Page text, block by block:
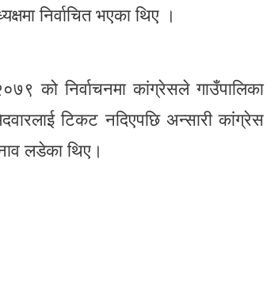
निर्वाचित भएका थिए ।
को निर्वाचनमा कांग्रेसले गाउँपालिका
टिकट नदिएपछि अन्सारी कांग्रेस
लडेका थिए।